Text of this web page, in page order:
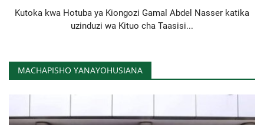
Kutoka kwa Hotuba ya Kiongozi Gamal Abdel Nasser katika
uzinduzi wa Kituo cha Taasisi...
MACHAPISHO YANAYOHUSIANA